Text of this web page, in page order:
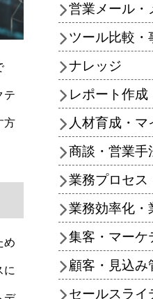
テ
方
め
に
営業メール・
ツール比較・
ナレッジ
レポート作
人材育成・マ
商談・営業手
業務プロセス
業務効率化・
集客・マーケ
顧客・見込み
セールスライ